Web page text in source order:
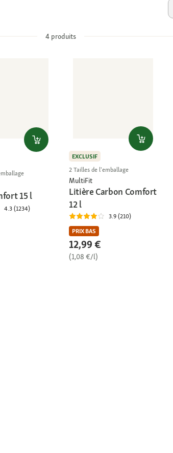
4 produits
15 l
4.3 (1234)
EXCLUSIF
2 Tailles de l'emballage
MultiFit
Litière Carbon Comfort
12 l
3.9 (210)
PRIX BAS
12,99 €
(1,08 €/l)